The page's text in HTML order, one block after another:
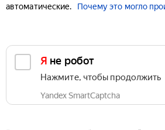
автоматические.
Почему это могло
Я не робот
Нажмите, чтобы продолжить
Yandex SmartCaptcha